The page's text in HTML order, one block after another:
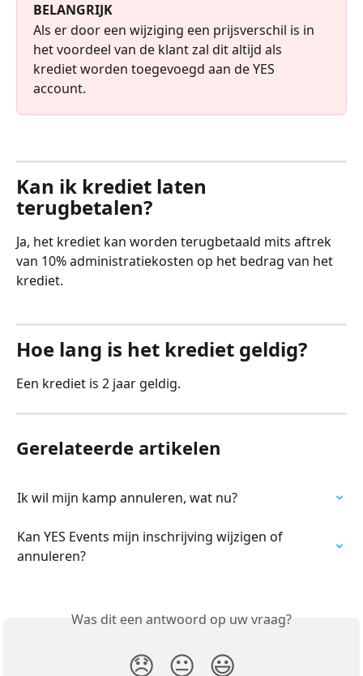
BELANGRIJK
Als er door een wijziging een prijsverschil is in
het voordeel van de klant zal dit altijd als
krediet worden toegevoegd aan de YES
account.
Kan ik krediet laten
terugbetalen?
Ja, het krediet kan worden terugbetaald mits aftrek
van 10% administratiekosten op het bedrag van het
krediet.
Hoe lang is het krediet geldig?
Een krediet is 2 jaar geldig.
Gerelateerde artikelen
Ik wil mijn kamp annuleren, wat nu?
Kan YES Events mijn inschrijving wijzigen of
annuleren?
Was dit een antwoord op uw vraag?
😞 😐 😃